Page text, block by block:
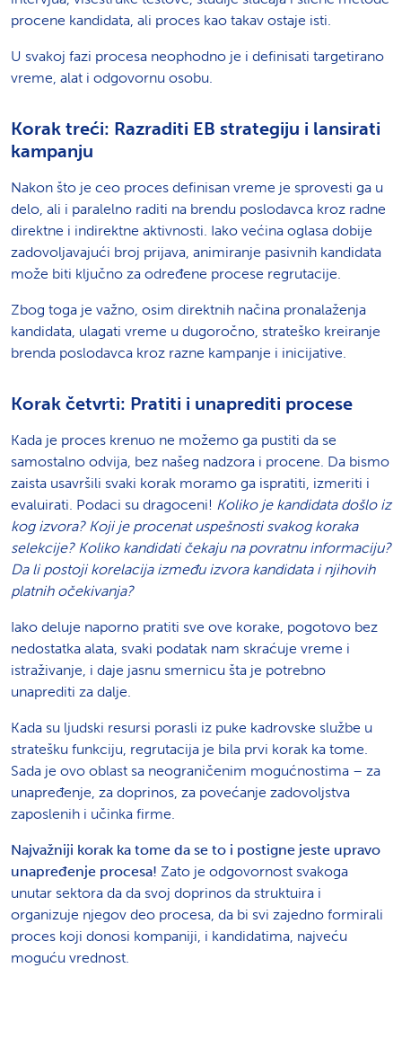
procene kandidata, ali proces kao takav ostaje isti.
U svakoj fazi procesa neophodno je i definisati targetirano
vreme, alat i odgovornu osobu.
Korak treći: Razraditi EB strategiju i lansirati
kampanju
Nakon što je ceo proces definisan vreme je sprovesti ga u
delo, ali i paralelno raditi na brendu poslodavca kroz radne
direktne i indirektne aktivnosti. Iako većina oglasa dobije
zadovoljavajući broj prijava, animiranje pasivnih kandidata
može biti ključno za određene procese regrutacije.
Zbog toga je važno, osim direktnih načina pronalaženja
kandidata, ulagati vreme u dugoročno, strateško kreiranje
brenda poslodavca kroz razne kampanje i inicijative.
Korak četvrti: Pratiti i unaprediti procese
Kada je proces krenuo ne možemo ga pustiti da se
samostalno odvija, bez našeg nadzora i procene. Da bismo
zaista usavršili svaki korak moramo ga ispratiti, izmeriti i
evaluirati. Podaci su dragoceni! Koliko je kandidata došlo iz
kog izvora? Koji je procenat uspešnosti svakog koraka
selekcije? Koliko kandidati čekaju na povratnu informaciju?
Da li postoji korelacija između izvora kandidata i njihovih
platnih očekivanja?
Iako deluje naporno pratiti sve ove korake, pogotovo bez
nedostatka alata, svaki podatak nam skraćuje vreme i
istraživanje, i daje jasnu smernicu šta je potrebno
unaprediti za dalje.
Kada su ljudski resursi porasli iz puke kadrovske službe u
stratešku funkciju, regrutacija je bila prvi korak ka tome.
Sada je ovo oblast sa neograničenim mogućnostima – za
unapređenje, za doprinos, za povećanje zadovoljstva
zaposlenih i učinka firme.
Najvažniji korak ka tome da se to i postigne jeste upravo
unapređenje procesa! Zato je odgovornost svakoga
unutar sektora da da svoj doprinos da struktuira i
organizuje njegov deo procesa, da bi svi zajedno formirali
proces koji donosi kompaniji, i kandidatima, najveću
moguću vrednost.